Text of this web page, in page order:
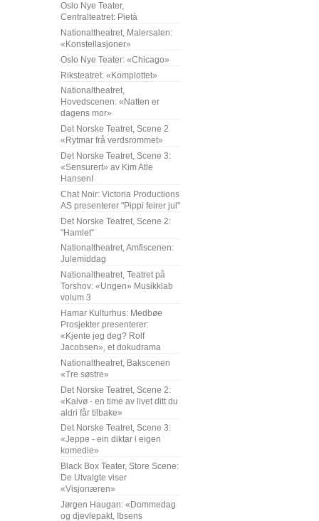
Oslo Nye Teater,
Centralteatret: Pietà
Nationaltheatret, Malersalen:
«Konstellasjoner»
Oslo Nye Teater: «Chicago»
Riksteatret: «Komplottet»
Nationaltheatret,
Hovedscenen: «Natten er
dagens mor»
Det Norske Teatret, Scene 2
«Rytmar frå verdsrommet»
Det Norske Teatret, Scene 3:
«Sensurert» av Kim Atle
HansenI
Chat Noir: Victoria Productions
AS presenterer "Pippi feirer jul"
Det Norske Teatret, Scene 2:
"Hamlet"
Nationaltheatret, Amfiscenen:
Julemiddag
Nationaltheatret, Teatret på
Torshov: «Ungen» Musikklab
volum 3
Hamar Kulturhus: Medbøe
Prosjekter presenterer:
«Kjente jeg deg? Rolf
Jacobsen», et dokudrama
Nationaltheatret, Bakscenen
«Tre søstre»
Det Norske Teatret, Scene 2:
«Kalvø - en time av livet ditt du
aldri får tilbake»
Det Norske Teatret, Scene 3:
«Jeppe - ein diktar i eigen
komedie»
Black Box Teater, Store Scene:
De Utvalgte viser
«Visjonæren»
Jørgen Haugan: «Dommedag
og djevlepakt, Ibsens